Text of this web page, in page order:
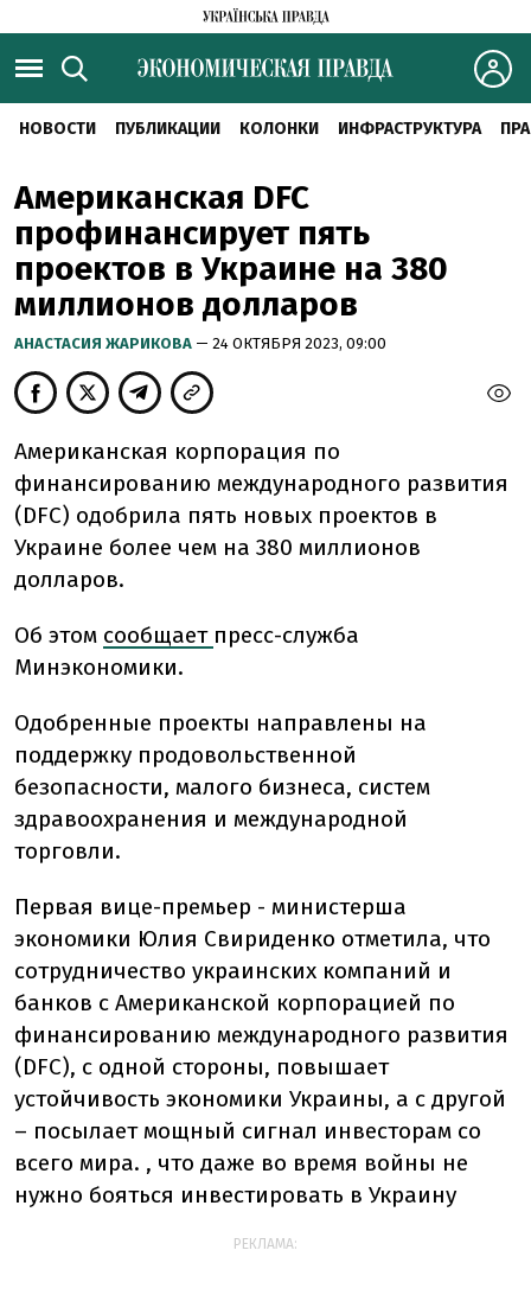
НОВОСТИ ПУБЛИКАЦИИ КОЛОНКИ ИНФРАСТРУКТУРА
Американская DFC
профинансирует пять
проектов в Украине на 380
миллионов долларов
АНАСТАСИЯ ЖАРИКОВА — 24 ОКТЯБРЯ 2023, 09:00
Американская корпорация по
финансированию международного развития
(DFC) одобрила пять новых проектов в
Украине более чем на 380 миллионов
долларов.
Об этом сообщает пресс-служба
Минэкономики.
Одобренные проекты направлены на
поддержку продовольственной
безопасности, малого бизнеса, систем
здравоохранения и международной
торговли.
Первая вице-премьер - министерша
экономики Юлия Свириденко отметила, что
сотрудничество украинских компаний и
банков с Американской корпорацией по
финансированию международного развития
(DFC), с одной стороны, повышает
устойчивость экономики Украины, а с другой
– посылает мощный сигнал инвесторам со
всего мира. , что даже во время войны не
нужно бояться инвестировать в Украину
РЕКЛАМА: